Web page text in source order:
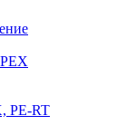
PE-RT